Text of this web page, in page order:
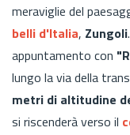
meraviglie del
belli d'Italia, Zungoli.
appuntamento con
lungo la via della
metri di altitudine
si riscenderà verso il